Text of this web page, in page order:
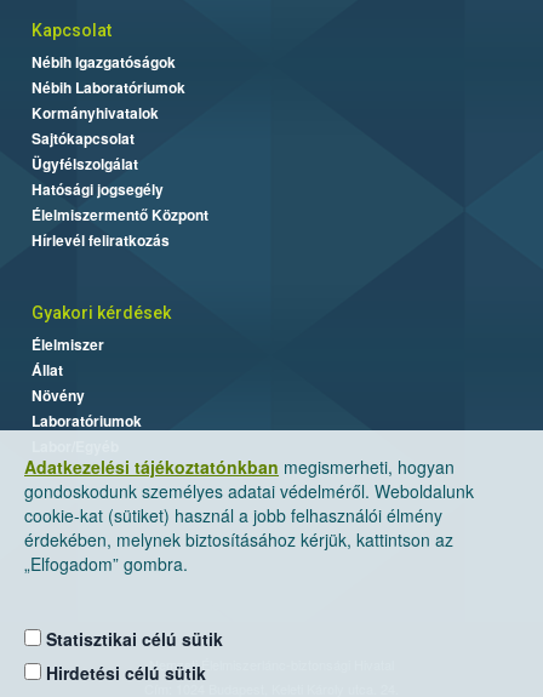
Adatkezelési tájékoztatónkban megismerheti, hogyan
gondoskodunk személyes adatai védelméről. Weboldalunk
cookie-kat (sütiket) használ a jobb felhasználói élmény
érdekében, melynek biztosításához kérjük, kattintson az
„Elfogadom” gombra.
Statisztikai célú sütik
Hirdetési célú sütik
Kapcsolat
Nébih Igazgatóságok
Nébih Laboratóriumok
Kormányhivatalok
Sajtókapcsolat
Ügyfélszolgálat
Hatósági jogsegély
Élelmiszermentő Központ
Hírlevél feliratkozás
Gyakori kérdések
Élelmiszer
Állat
Növény
Laboratóriumok
Nemzeti Élelmiszerlánc-biztonsági Hivatal